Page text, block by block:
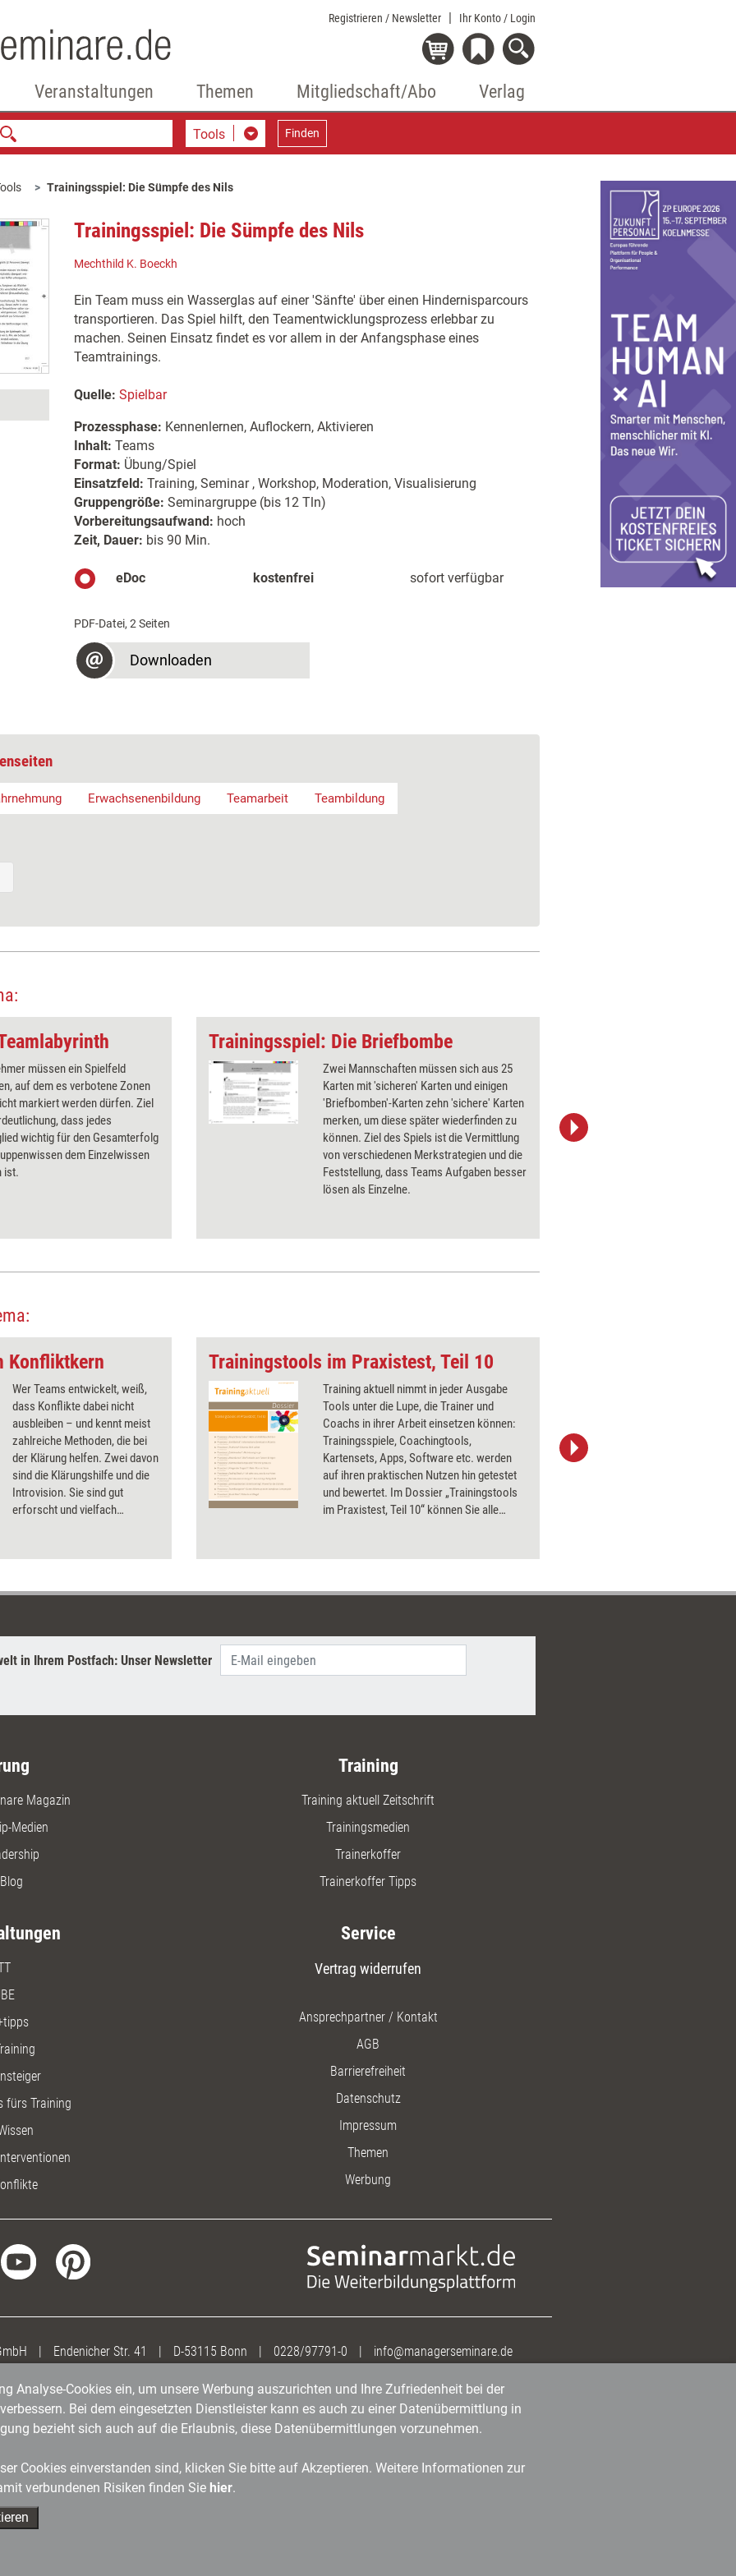
Registrieren / Newsletter Ihr Konto / Login
Veranstaltungen Themen Mitgliedschaft/Abo Verlag
Tools Finden
Trainingsspiel: Die Sümpfe des Nils
Trainingsspiel: Die Sümpfe des Nils
Mechthild K. Boeckh
Ein Team muss ein Wasserglas auf einer 'Sänfte' über einen Hindernisparcours
transportieren. Das Spiel hilft, den Teamentwicklungsprozess erlebbar zu
machen. Seinen Einsatz findet es vor allem in der Anfangsphase eines
Teamtrainings.
Quelle: Spielbar
Prozessphase: Kennenlernen, Auflockern, Aktivieren
Inhalt: Teams
Format: Übung/Spiel
Einsatzfeld: Training, Seminar , Workshop, Moderation, Visualisierung
Gruppengröße: Seminargruppe (bis 12 Tln)
Vorbereitungsaufwand: hoch
Zeit, Dauer: bis 90 Min.
eDoc kostenfrei sofort verfügbar
PDF-Datei, 2 Seiten
Downloaden
Erwachsenenbildung Teamarbeit Teambildung
müssen ein Spielfeld
auf dem es verbotene Zonen
markiert werden dürfen. Ziel
dass jedes
wichtig für den Gesamterfolg
dem Einzelwissen
ist.
Trainingsspiel: Die Briefbombe
Zwei Mannschaften müssen sich aus 25
Karten mit 'sicheren' Karten und einigen
'Briefbomben'-Karten zehn 'sichere' Karten
merken, um diese später wiederfinden zu
können. Ziel des Spiels ist die Vermittlung
von verschiedenen Merkstrategien und die
Feststellung, dass Teams Aufgaben besser
lösen als Einzelne.
Konfliktkern
Wer Teams entwickelt, weiß,
dass Konflikte dabei nicht
ausbleiben – und kennt meist
zahlreiche Methoden, die bei
der Klärung helfen. Zwei davon
sind die Klärungshilfe und die
Introvision. Sie sind gut
erforscht und vielfach
helfen sie, gemeinsam
Lösungen zu finden.
Trainingstools im Praxistest, Teil 10
Training aktuell nimmt in jeder Ausgabe
Tools unter die Lupe, die Trainer und
Coachs in ihrer Arbeit einsetzen können:
Trainingsspiele, Coachingtools,
Kartensets, Apps, Software etc. werden
auf ihren praktischen Nutzen hin getestet
und bewertet. Im Dossier „Trainingstools
im Praxistest, Teil 10“ können Sie alle
in Ihrem Postfach: Unser Newsletter
Magazin
Medien
Training
Training aktuell Zeitschrift
Trainingsmedien
Trainerkoffer
Trainerkoffer Tipps
fürs Training
Service
Vertrag widerrufen
Ansprechpartner / Kontakt
AGB
Barrierefreiheit
Datenschutz
Impressum
Themen
Werbung
| Endenicher Str. 41 | D-53115 Bonn | 0228/97791-0 | info@managerseminare.de
Analyse-Cookies ein, um unsere Werbung auszurichten und Ihre Zufriedenheit bei der
Bei dem eingesetzten Dienstleister kann es auch zu einer Datenübermittlung in
bezieht sich auch auf die Erlaubnis, diese Datenübermittlungen vorzunehmen.
Cookies einverstanden sind, klicken Sie bitte auf Akzeptieren. Weitere Informationen zur
verbundenen Risiken finden Sie hier.